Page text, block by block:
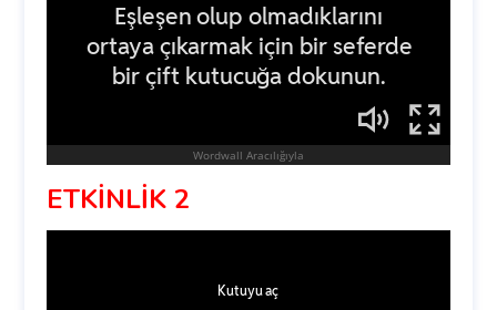
ETKİNLİK 2